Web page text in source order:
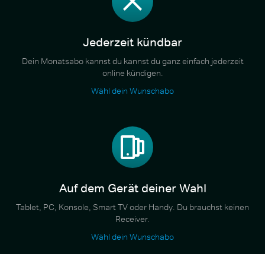
Jederzeit kündbar
Dein Monatsabo kannst du kannst du ganz einfach jederzeit
online kündigen.
Wähl dein Wunschabo
Auf dem Gerät deiner Wahl
Tablet, PC, Konsole, Smart TV oder Handy. Du brauchst keinen
Receiver.
Wähl dein Wunschabo